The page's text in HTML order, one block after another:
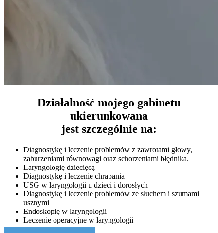
Działalność mojego gabinetu
ukierunkowana
jest szczególnie na:
Diagnostykę i leczenie problemów z zawrotami głowy,
zaburzeniami równowagi oraz schorzeniami błędnika.
Laryngologię dziecięcą
Diagnostykę i leczenie chrapania
USG w laryngologii u dzieci i dorosłych
Diagnostykę i leczenie problemów ze słuchem i szumami
usznymi
Endoskopię w laryngologii
Leczenie operacyjne w laryngologii